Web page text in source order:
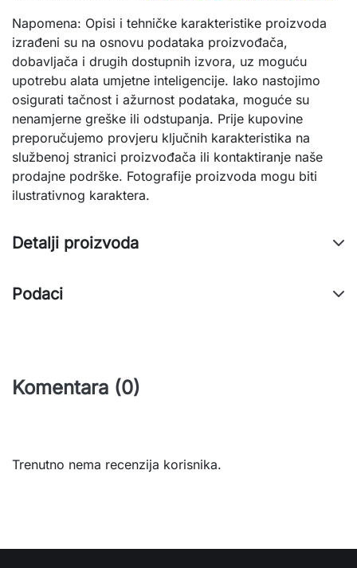
Napomena: Opisi i tehničke karakteristike proizvoda
izrađeni su na osnovu podataka proizvođača,
dobavljača i drugih dostupnih izvora, uz moguću
upotrebu alata umjetne inteligencije. Iako nastojimo
osigurati tačnost i ažurnost podataka, moguće su
nenamjerne greške ili odstupanja. Prije kupovine
preporučujemo provjeru ključnih karakteristika na
službenoj stranici proizvođača ili kontaktiranje naše
prodajne podrške. Fotografije proizvoda mogu biti
ilustrativnog karaktera.
Detalji proizvoda
Podaci
Komentara (0)
Trenutno nema recenzija korisnika.